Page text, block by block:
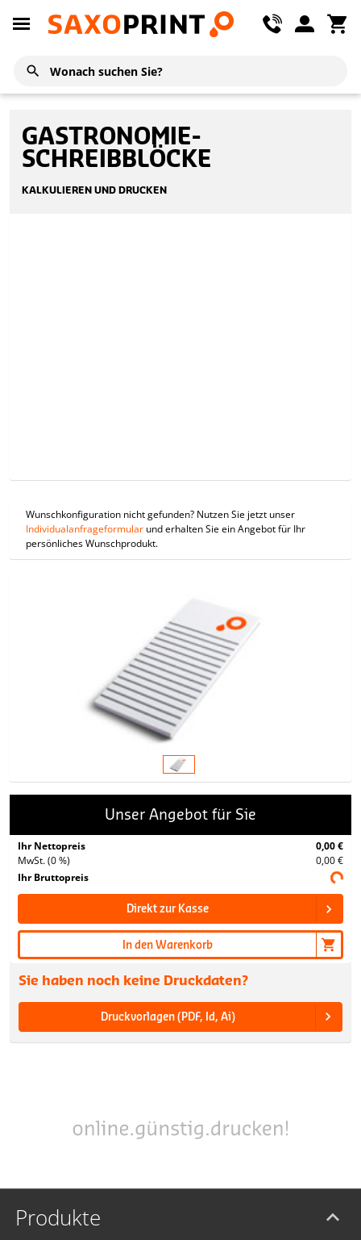
GASTRONOMIE-
SCHREIBBLÖCKE
KALKULIEREN UND DRUCKEN
Wunschkonfiguration nicht gefunden? Nutzen Sie jetzt unser
Individualanfrageformular und erhalten Sie ein Angebot für Ihr
persönliches Wunschprodukt.
Unser Angebot für Sie
Ihr Nettopreis
0,00 €
MwSt. (0 %)
0,00 €
Ihr Bruttopreis
Direkt zur Kasse
In den Warenkorb
Sie haben noch keine Druckdaten?
Druckvorlagen (PDF, Id, Ai)
Produkte